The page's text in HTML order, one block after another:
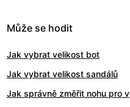
Může se hodit
Jak vybrat velikost bot
Jak vybrat velikost sandálů
Jak správně změřit nohu pro